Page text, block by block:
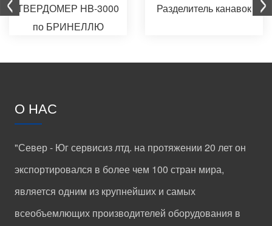
ТВЕРДОМЕР HB-3000
по БРИНЕЛЛЮ
Разделитель канавок
О НАС
"Север - Юг сервисиз лтд. на протяжении 20 лет он
экспортировался в более чем 100 стран мира,
является одним из крупнейших и самых
всеобъемлющих производителей оборудования в